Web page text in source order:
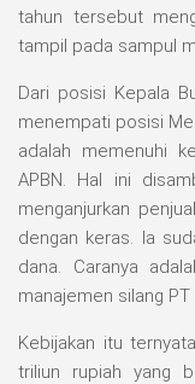
tahun tersebut
tampil pada sampul
Dari posisi Kepala
menempati posisi
adalah memenuhi
APBN. Hal ini
menganjurkan
dengan keras. Ia
dana. Caranya
manajemen silang
Kebijakan itu
triliun rupiah yang